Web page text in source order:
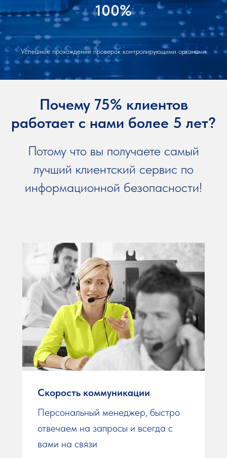
100%
Успешное прохождение проверок контролирующими органами
Почему 75% клиентов
работает с нами более 5 лет?
Потому что вы получаете самый
лучший клиентский сервис по
информационной безопасности!
Скорость коммуникации
Персональный менеджер, быстро
отвечаем на запросы и всегда с
вами на связи